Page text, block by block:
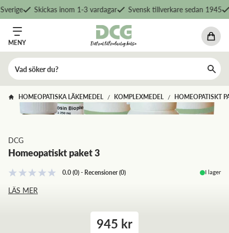
Skickas inom 1-3 vardagar Svensk tillverkare sedan 1945
MENY
HOMEOPATISKA LÄKEMEDEL / KOMPLEXMEDEL / HOMEOPATISKT
DCG
Homeopatiskt paket 3
0.0(0)- Recensioner(0) I lager
LÄS MER
945 kr